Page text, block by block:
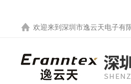
欢迎来到 深圳市逸云天电子有